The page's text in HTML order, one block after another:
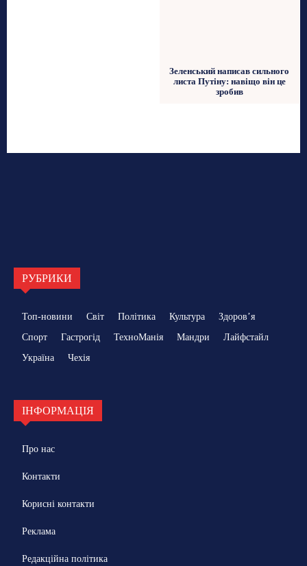
Зеленський написав сильного
листа Путіну: навіщо він це
зробив
РУБРИКИ
Топ-новини Світ Політика Культура
Здоровʼя
Спорт
Гастрогід ТехноМанія Мандри
Лайфстайл
Україна
Чехія
ІНФОРМАЦІЯ
Про нас
Контакти
Корисні контакти
Реклама
Редакційна політика